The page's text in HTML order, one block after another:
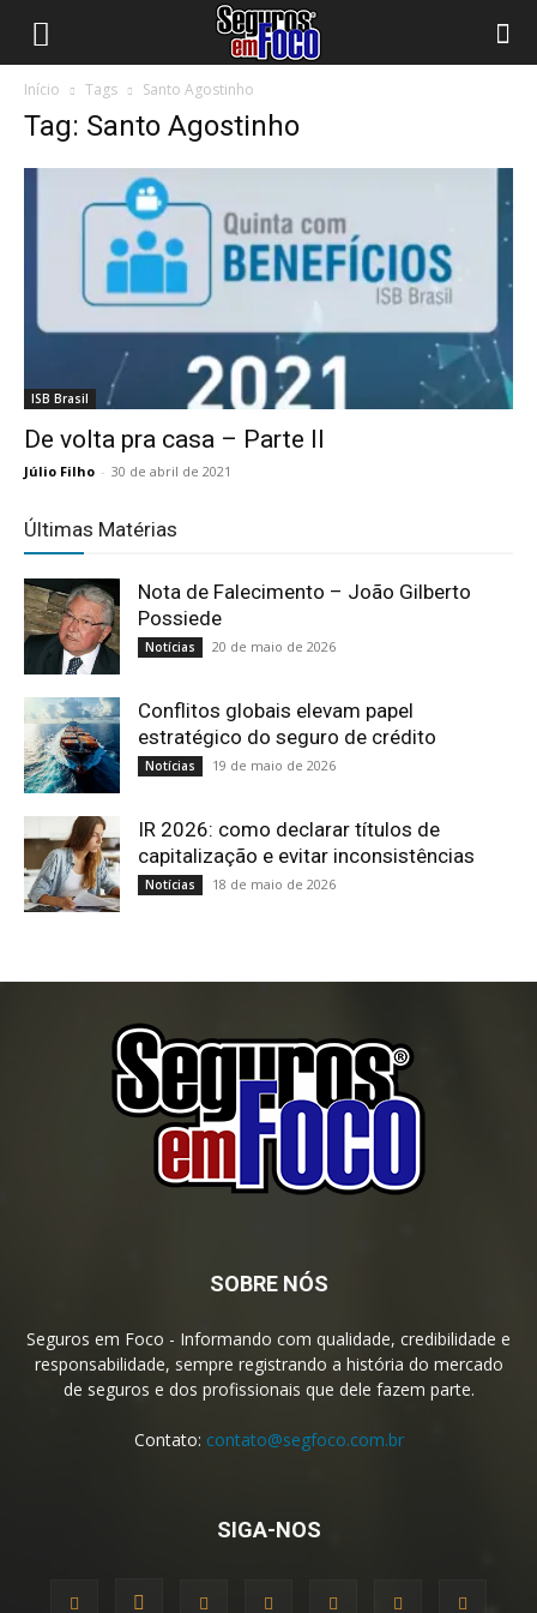
Início Tags Santo Agostinho
Tag: Santo Agostinho
ISB Brasil
De volta pra casa – Parte II
Júlio Filho - 30 de abril de 2021
Últimas Matérias
Nota de Falecimento – João Gilberto
Possiede
Notícias 20 de maio de 2026
Conflitos globais elevam papel
estratégico do seguro de crédito
Notícias 19 de maio de 2026
IR 2026: como declarar títulos de
capitalização e evitar inconsistências
Notícias 18 de maio de 2026
SOBRE NÓS
Seguros em Foco - Informando com qualidade, credibilidade e
responsabilidade, sempre registrando a história do mercado
de seguros e dos profissionais que dele fazem parte.
Contato: contato@segfoco.com.br
SIGA-NOS